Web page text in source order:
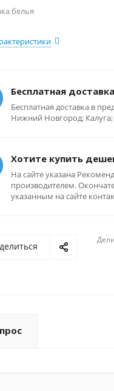
белья
Бесплатная доставка
Бесплатная доставка в
Нижний Новгород;
Хотите купить
На сайте указана
производителем.
указанным на сайте